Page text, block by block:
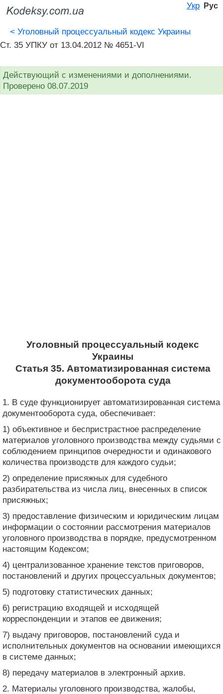
Укр Рус
< Уголовный процессуальный кодекс Украины
Ст. 35 УПКУ от 13.04.2012 № 4651-VI
Действующий с изменениями и дополнениями.
Проверено 08.07.2019
Уголовный процессуальный кодекс
Украины
Статья 35. Автоматизированная система
документооборота суда
1. В суде функционирует автоматизированная система
документооборота суда, обеспечивает:
1) объективное и беспристрастное распределение
материалов уголовного производства между судьями с
соблюдением принципов очередности и одинакового
количества производств для каждого судьи;
2) определение присяжных для судебного
разбирательства из числа лиц, внесенных в список
присяжных;
3) предоставление физическим и юридическим лицам
информации о состоянии рассмотрения материалов
уголовного производства в порядке, предусмотренном
настоящим Кодексом;
4) централизованное хранение текстов приговоров,
постановлений и других процессуальных документов;
5) подготовку статистических данных;
6) регистрацию входящей и исходящей
корреспонденции и этапов ее движения;
7) выдачу приговоров, постановлений суда и
исполнительных документов на основании имеющихся
в системе данных;
8) передачу материалов в электронный архив.
2. Материалы уголовного производства, жалобы,